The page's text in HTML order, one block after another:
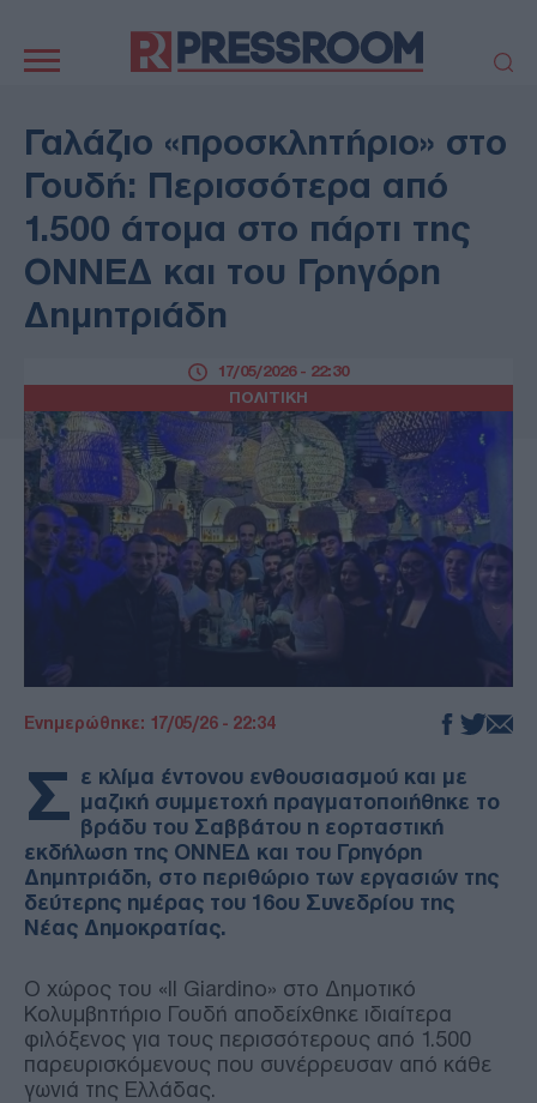
πλοήγηση
ΠΟΛΙΤΙΚΗ
ΤΟΥΡΚΙΑ
ΟΙΚΟΝΟΜΙΑ
ΕΚΚΛΗΣΙΑ
ΑΜΥΝΑ
ΔΙΕΘΝΗ
ΚΥΠΡΟΣ
MEDIA
LIFESTYLE
SPORTS
ΤΕΧΝΟΛΟΓΙΑ
ΠΑΡΑΞΕΝΑ
ΖΩΔΙΑ
ΑΡΘΡΟΓΡΑΦΙΑ
Γαλάζιο «προσκλητήριο» στο
Γουδή: Περισσότερα από
1.500 άτομα στο πάρτι της
ΟΝΝΕΔ και του Γρηγόρη
Δημητριάδη
ΠΟΛΙΤΙΚΗ
17/05/2026 - 22:30
Ενημερώθηκε: 17/05/26 - 22:34
Σ ε κλίμα έντονου ενθουσιασμού και με
μαζική συμμετοχή πραγματοποιήθηκε το
βράδυ του Σαββάτου η εορταστική
εκδήλωση της ΟΝΝΕΔ και του Γρηγόρη
Δημητριάδη, στο περιθώριο των εργασιών της
δεύτερης ημέρας του 16ου Συνεδρίου της
Νέας Δημοκρατίας.
Ο χώρος του «Il Giardino» στο Δημοτικό
Κολυμβητήριο Γουδή αποδείχθηκε ιδιαίτερα
φιλόξενος για τους περισσότερους από 1.500
παρευρισκόμενους που συνέρρευσαν από κάθε
γωνιά της Ελλάδας.